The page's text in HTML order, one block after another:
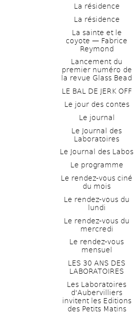
La résidence
La résidence
La sainte et le
coyote — Fabrice
Reymond
Lancement du
premier numéro de
la revue Glass Bead
LE BAL DE JERK OFF
Le jour des contes
Le journal
Le Journal des
Laboratoires
Le Journal des Labos
Le programme
Le rendez-vous ciné
du mois
Le rendez-vous du
lundi
Le rendez-vous du
mercredi
Le rendez-vous
mensuel
LES 30 ANS DES
LABORATOIRES
Les Laboratoires
d'Aubervilliers
invitent les Editions
des Petits Matins